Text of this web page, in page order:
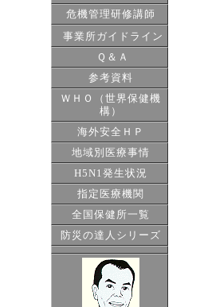
危機管理研修講師
事業所ガイドライン
Ｑ＆Ａ
参考資料
ＷＨＯ（世界保健機
構）
海外安全ＨＰ
地域別医療事情
H5N1発生状況
指定医療機関
全国保健所一覧
防災の達人シリーズ